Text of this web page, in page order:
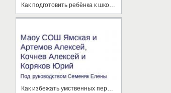
Как избежать умственных перегрузок в процессе обучения?